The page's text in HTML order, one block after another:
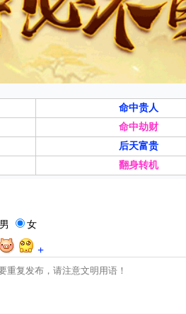
命中贵人
命中劫财
后天富贵
翻身转机